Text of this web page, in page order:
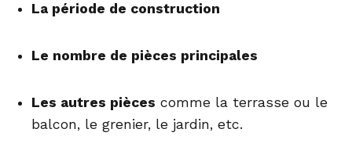
La période de construction
Le nombre de pièces principales
Les autres pièces comme la terrasse ou le
balcon, le grenier, le jardin, etc.